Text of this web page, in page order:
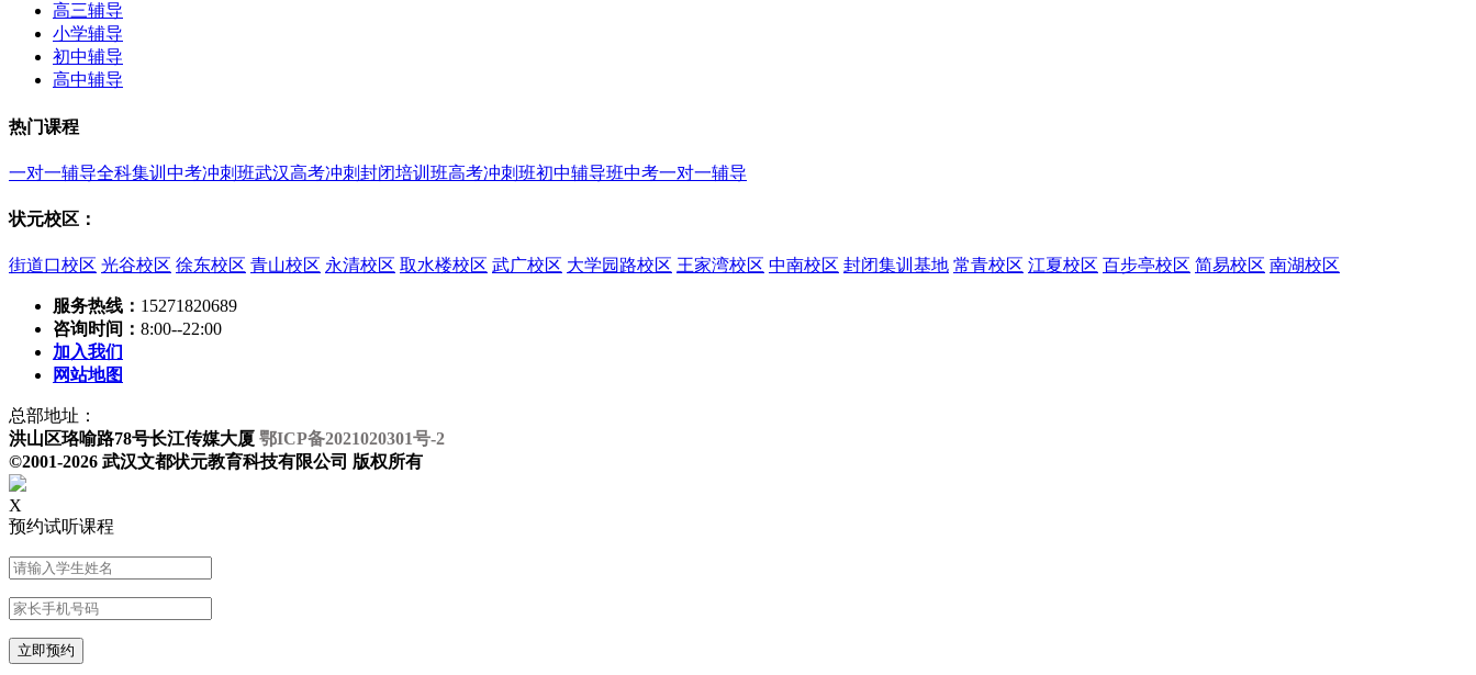
高三辅导
小学辅导
初中辅导
高中辅导
热门课程
一对一辅导全科集训 中考冲刺班武汉高考冲刺封闭培训班高考冲刺班初中辅导班中考一对一辅导
状元校区：
街道口校区 光谷校区 徐东校区 青山校区 永清校区 取水楼校区 武广校区 大学园路校区 王家湾校区 中南校区 封闭集训基地 常青校区 江夏校区 百步亭校区 简易校区 南湖校区
服务热线： 15271820689
咨询时间： 8:00--22:00
加入我们
网站地图
总部地址：
洪山区珞喻路78号长江传媒大厦 鄂ICP备2021020301号-2
©2001-2026 武汉文都状元教育科技有限公司 版权所有
X
预约试听课程